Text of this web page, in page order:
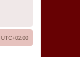
UTC+02:00